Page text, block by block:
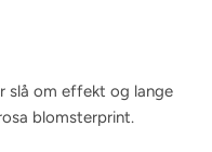
slå om effekt og lange
blomsterprint.